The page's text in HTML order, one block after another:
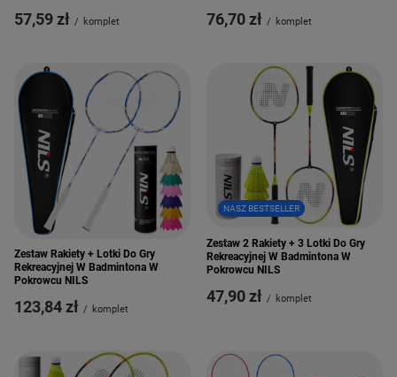
57,59 zł / komplet 76,70 zł / komplet
Zestaw Rakiety + Lotki Do Gry
Rekreacyjnej W Badmintona W
Pokrowcu NILS
123,84 zł / komplet
NASZ BESTSELLER
Zestaw 2 Rakiety + 3 Lotki Do Gry
Rekreacyjnej W Badmintona W
Pokrowcu NILS
47,90 zł / komplet